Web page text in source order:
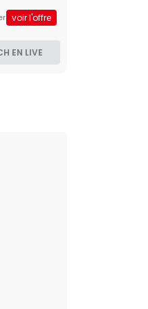
voir l'offre
EN LIVE